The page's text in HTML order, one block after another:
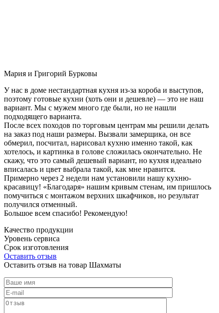
Мария и Григорий Бурковы
У нас в доме нестандартная кухня из-за короба и выступов,
поэтому готовые кухни (хоть они и дешевле) — это не наш
вариант. Мы с мужем много где были, но не нашли
подходящего варианта.
После всех походов по торговым центрам мы решили делать
на заказ под наши размеры. Вызвали замерщика, он все
обмерил, посчитал, нарисовал кухню именно такой, как
хотелось, и картинка в голове сложилась окончательно. Не
скажу, что это самый дешевый вариант, но кухня идеально
вписалась и цвет выбрала такой, как мне нравится.
Примерно через 2 недели нам установили нашу кухню-
красавицу! «Благодаря» нашим кривым стенам, им пришлось
помучиться с монтажом верхних шкафчиков, но результат
получился отменный.
Большое всем спасибо! Рекомендую!
Качество продукции
Уровень сервиса
Срок изготовления
Оставить отзыв
Оставить отзыв на товар Шахматы